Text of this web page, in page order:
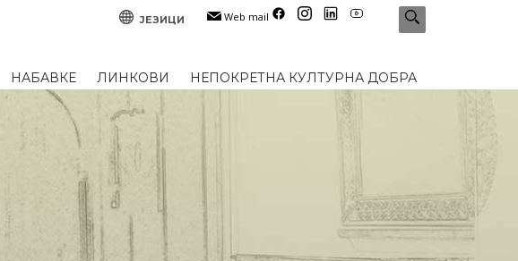
Web mail
ЈЕЗИЦИ
НАБАВКЕ ЛИНКОВИ НЕПОКРЕТНА КУЛТУРНА ДОБРА